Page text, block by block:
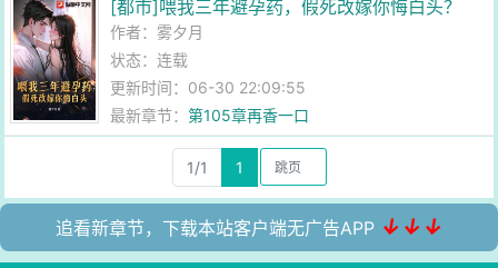
[都市]喂我三年避孕药，假死改嫁你悔白头？
作者：雾夕月
状态：连载
更新时间：06-30 22:09:55
最新章节：第105章再香一口
1/1 1
追看新章节，下载本站客户端无广告APP ↓↓↓